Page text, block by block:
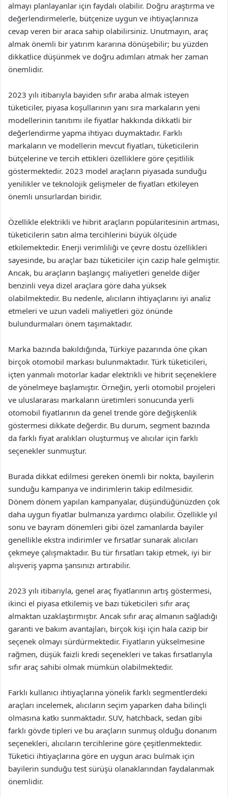
almayı planlayanlar için faydalı olabilir. Doğru araştırma ve
değerlendirmelerle, bütçenize uygun ve ihtiyaçlarınıza
cevap veren bir araca sahip olabilirsiniz. Unutmayın, araç
almak önemli bir yatırım kararına dönüşebilir; bu yüzden
dikkatlice düşünmek ve doğru adımları atmak her zaman
önemlidir.
2023 yılı itibarıyla bayiden sıfır araba almak isteyen
tüketiciler, piyasa koşullarının yanı sıra markaların yeni
modellerinin tanıtımı ile fiyatlar hakkında dikkatli bir
değerlendirme yapma ihtiyacı duymaktadır. Farklı
markaların ve modellerin mevcut fiyatları, tüketicilerin
bütçelerine ve tercih ettikleri özelliklere göre çeşitlilik
göstermektedir. 2023 model araçların piyasada sunduğu
yenilikler ve teknolojik gelişmeler de fiyatları etkileyen
önemli unsurlardan biridir.
Özellikle elektrikli ve hibrit araçların popülaritesinin artması,
tüketicilerin satın alma tercihlerini büyük ölçüde
etkilemektedir. Enerji verimliliği ve çevre dostu özellikleri
sayesinde, bu araçlar bazı tüketiciler için cazip hale gelmiştir.
Ancak, bu araçların başlangıç maliyetleri genelde diğer
benzinli veya dizel araçlara göre daha yüksek
olabilmektedir. Bu nedenle, alıcıların ihtiyaçlarını iyi analiz
etmeleri ve uzun vadeli maliyetleri göz önünde
bulundurmaları önem taşımaktadır.
Marka bazında bakıldığında, Türkiye pazarında öne çıkan
birçok otomobil markası bulunmaktadır. Türk tüketicileri,
içten yanmalı motorlar kadar elektrikli ve hibrit seçeneklere
de yönelmeye başlamıştır. Örneğin, yerli otomobil projeleri
ve uluslararası markaların üretimleri sonucunda yerli
otomobil fiyatlarının da genel trende göre değişkenlik
göstermesi dikkate değerdir. Bu durum, segment bazında
da farklı fiyat aralıkları oluşturmuş ve alıcılar için farklı
seçenekler sunmuştur.
Burada dikkat edilmesi gereken önemli bir nokta, bayilerin
sunduğu kampanya ve indirimlerin takip edilmesidir.
Dönem dönem yapılan kampanyalar, düşündüğünüzden çok
daha uygun fiyatlar bulmanıza yardımcı olabilir. Özellikle yıl
sonu ve bayram dönemleri gibi özel zamanlarda bayiler
genellikle ekstra indirimler ve fırsatlar sunarak alıcıları
çekmeye çalışmaktadır. Bu tür fırsatları takip etmek, iyi bir
alışveriş yapma şansınızı artırabilir.
2023 yılı itibarıyla, genel araç fiyatlarının artış göstermesi,
ikinci el piyasa etkilemiş ve bazı tüketicileri sıfır araç
almaktan uzaklaştırmıştır. Ancak sıfır araç almanın sağladığı
garanti ve bakım avantajları, birçok kişi için hala cazip bir
seçenek olmayı sürdürmektedir. Fiyatların yükselmesine
rağmen, düşük faizli kredi seçenekleri ve takas fırsatlarıyla
sıfır araç sahibi olmak mümkün olabilmektedir.
Farklı kullanıcı ihtiyaçlarına yönelik farklı segmentlerdeki
araçları incelemek, alıcıların seçim yaparken daha bilinçli
olmasına katkı sunmaktadır. SUV, hatchback, sedan gibi
farklı gövde tipleri ve bu araçların sunmuş olduğu donanım
seçenekleri, alıcıların tercihlerine göre çeşitlenmektedir.
Tüketici ihtiyaçlarına göre en uygun aracı bulmak için
bayilerin sunduğu test sürüşü olanaklarından faydalanmak
önemlidir.